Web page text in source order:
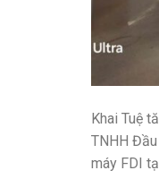
Khai Tuệ
TNHH
máy FDI